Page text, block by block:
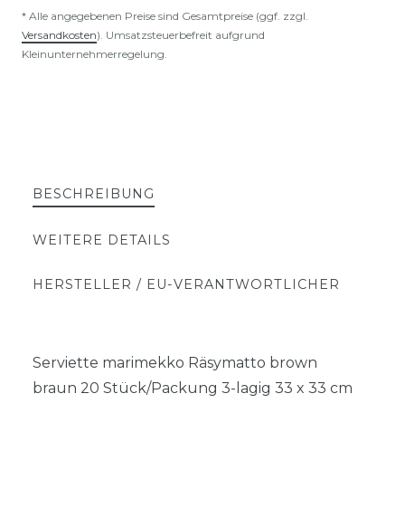
* Alle angegebenen Preise sind Gesamtpreise (ggf. zzgl.
Versandkosten). Umsatzsteuerbefreit aufgrund
Kleinunternehmerregelung.
BESCHREIBUNG
WEITERE DETAILS
HERSTELLER / EU-VERANTWORTLICHER
Serviette marimekko Räsymatto brown
braun 20 Stück/Packung 3-lagig 33 x 33 cm